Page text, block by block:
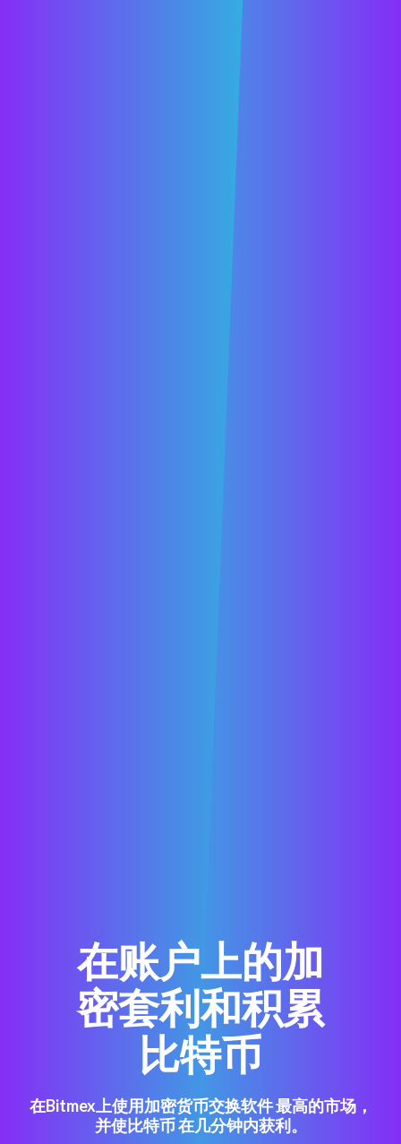
在账户上的加
密套利和积累
比特币
在Bitmex上使用加密货币交换软件 最高的市场，
并使比特币 在几分钟内获利。